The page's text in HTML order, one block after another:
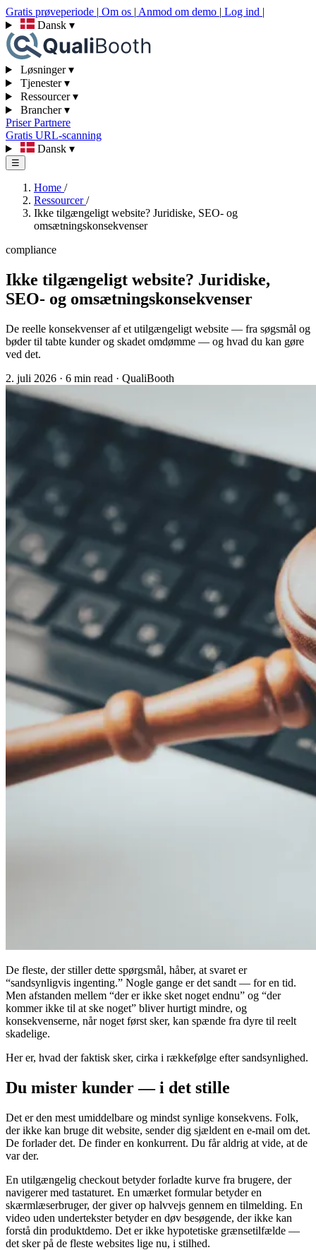
Gratis prøveperiode | Om os | Anmod om demo | Log ind |
Dansk ▾
Løsninger▾
Tjenester▾
Ressourcer▾
Brancher▾
PriserPartnere
Gratis URL-scanning
Dansk ▾
☰
Home /
Ressourcer/
Ikke tilgængeligt website? Juridiske, SEO- og
omsætningskonsekvenser
compliance
Ikke tilgængeligt website? Juridiske,
SEO- og omsætningskonsekvenser
De reelle konsekvenser af et utilgængeligt website — fra søgsmål og
bøder til tabte kunder og skadet omdømme — og hvad du kan gøre
ved det.
2. juli 2026 · 6 min read · QualiBooth
De fleste, der stiller dette spørgsmål, håber, at svaret er
“sandsynligvis ingenting.” Nogle gange er det sandt — for en tid.
Men afstanden mellem “der er ikke sket noget endnu” og “der
kommer ikke til at ske noget” bliver hurtigt mindre, og
konsekvenserne, når noget først sker, kan spænde fra dyre til reelt
skadelige.
Her er, hvad der faktisk sker, cirka i rækkefølge efter sandsynlighed.
Du mister kunder — i det stille
Det er den mest umiddelbare og mindst synlige konsekvens. Folk,
der ikke kan bruge dit website, sender dig sjældent en e-mail om det.
De forlader det. De finder en konkurrent. Du får aldrig at vide, at de
var der.
En utilgængelig checkout betyder forladte kurve fra brugere, der
navigerer med tastaturet. En umærket formular betyder en
skærmlæserbruger, der giver op halvvejs gennem en tilmelding. En
video uden undertekster betyder en døv besøgende, der ikke kan
forstå din produktdemo. Det er ikke hypotetiske grænsetilfælde —
det sker på de fleste websites lige nu, i stilhed.